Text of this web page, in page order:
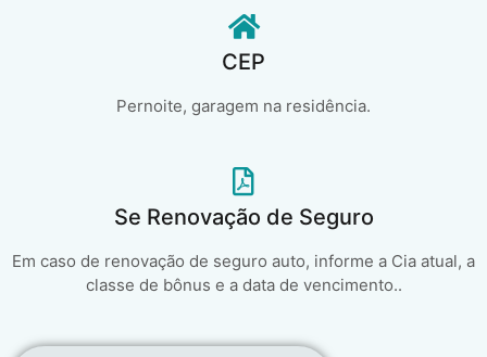
CEP
Pernoite, garagem na residência.
Se Renovação de Seguro
Em caso de renovação de seguro auto, informe a Cia atual, a
classe de bônus e a data de vencimento..